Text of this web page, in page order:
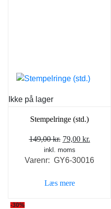
Ikke på lager
Stempelringe (std.)
149,00kr. Den
oprindelige
pris
149,00 kr..
79,00 kr.
pris
inkl. moms
Varenr: GY6-30016
Læs mere
-30%